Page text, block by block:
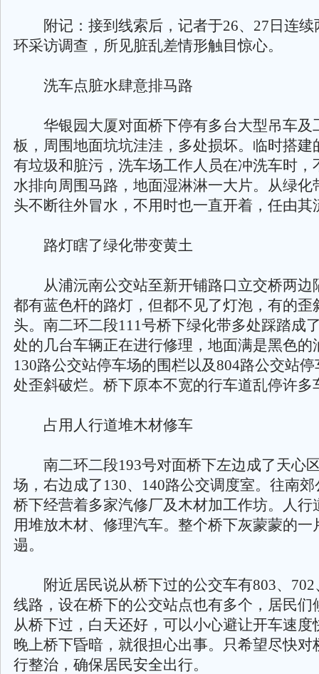
附记：接到线索后，记者于26、27日连续
环采访调查，所见脏乱差情形触目惊心。
洗车点脏水肆意排马路
华银园大厦对面桥下停有多台大型吊车及
板，周围地面坑坑洼洼，多处损坏。临时搭建
有垃圾和脏污，洗车场工作人员在冲洗车时，
水排向周围马路，地面湿淋淋一大片。从绿化
头不断往外冒水，不用时也一直开着，任由其
路灯瞎了绿化带变黄土
从浦沅南公交站至新开铺路口立交桥两边
都有蓝色杆的路灯，但都不见了灯泡，有的歪
头。南二环二段111号桥下绿化带多处踩踏成
处的几台车辆正在进行修理，地面满是黑色的
130路公交站停车场的围栏以及804路公交站
处歪斜破烂。桥下原本不宽的行车道乱停许多
占用人行道堆木材修车
南二环二段193号对面桥下左边成了天心
场，右边成了130、140路公交调度室。往南
桥下经营着多家汽修厂及木材加工作坊。人行
用堆放木材、修理汽车。整个桥下灰蒙蒙的一
遢。
附近居民说从桥下过的公交车有803、702
线路，设在桥下的公交站点也有多个，居民们
从桥下过，白天还好，可以小心避让开车速度
晚上桥下昏暗，就很担心出事。只希望尽快对
行整治，确保居民安全出行。